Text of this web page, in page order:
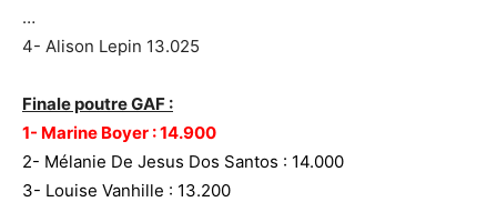
…
4- Alison Lepin 13.025
Finale poutre GAF :
1- Marine Boyer : 14.900
2- Mélanie De Jesus Dos Santos : 14.000
3- Louise Vanhille : 13.200